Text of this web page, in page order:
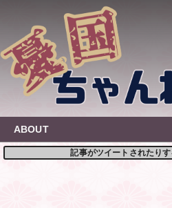
content
ABOUT
記事がツイートされたりす